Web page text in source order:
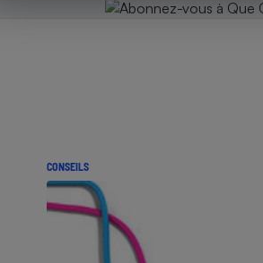
CONSEILS